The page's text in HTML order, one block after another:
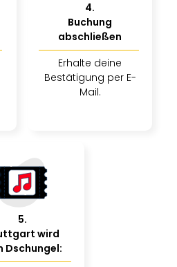
4.
Buchung
abschließen
Erhalte deine
Bestätigung per E-
Mail.
5.
wird
Dschungel: